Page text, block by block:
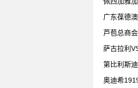
萨古拉利
奥迪希